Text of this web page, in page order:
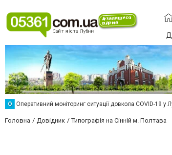
О Оперативний моніторинг ситуації довкола COVID-19 у
Головна Довідник Типографія на Сінній м. Полтава